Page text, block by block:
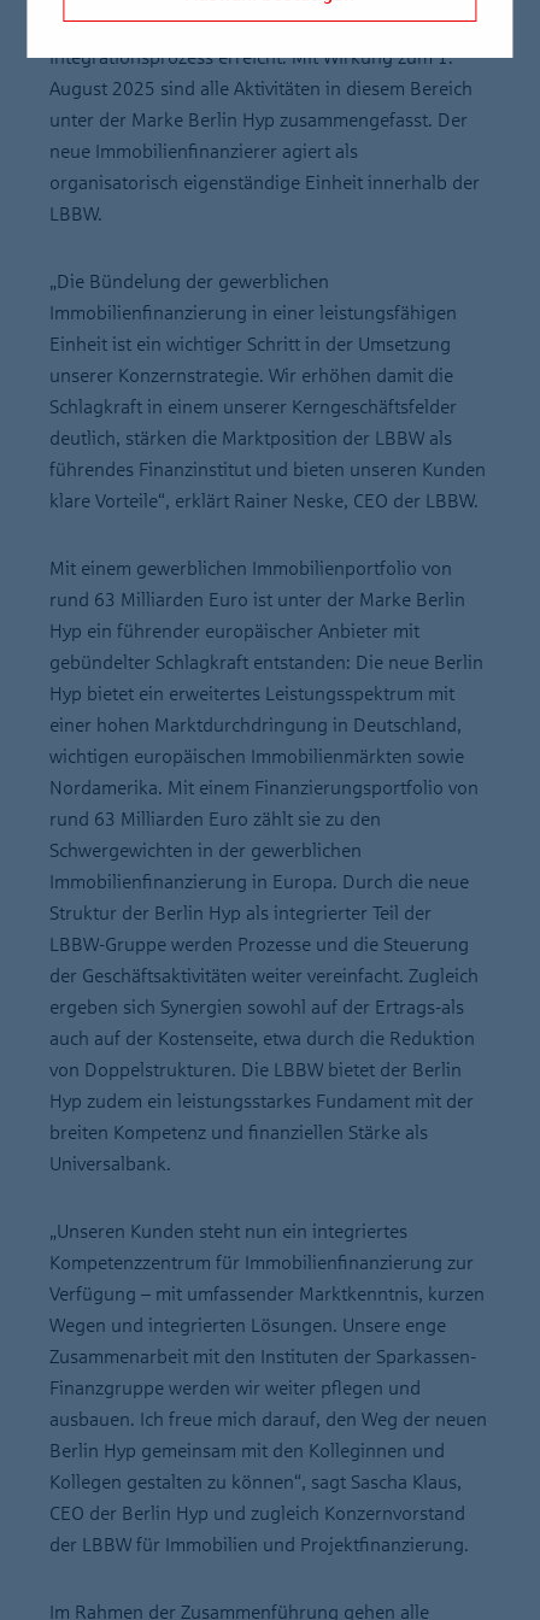
rechtlichen Einbindung ein zentraler Meilenstein im
Integrationsprozess erreicht: Mit Wirkung zum 1.
August 2025 sind alle Aktivitäten in diesem Bereich
unter der Marke Berlin Hyp zusammengefasst. Der
neue Immobilienfinanzierer agiert als
organisatorisch eigenständige Einheit innerhalb der
LBBW.
„Die Bündelung der gewerblichen
Immobilienfinanzierung in einer leistungsfähigen
Einheit ist ein wichtiger Schritt in der Umsetzung
unserer Konzernstrategie. Wir erhöhen damit die
Schlagkraft in einem unserer Kerngeschäftsfelder
deutlich, stärken die Marktposition der LBBW als
führendes Finanzinstitut und bieten unseren Kunden
klare Vorteile“, erklärt Rainer Neske, CEO der LBBW.
Mit einem gewerblichen Immobilienportfolio von
rund 63 Milliarden Euro ist unter der Marke Berlin
Hyp ein führender europäischer Anbieter mit
gebündelter Schlagkraft entstanden: Die neue Berlin
Hyp bietet ein erweitertes Leistungsspektrum mit
einer hohen Marktdurchdringung in Deutschland,
wichtigen europäischen Immobilienmärkten sowie
Nordamerika. Mit einem Finanzierungsportfolio von
rund 63 Milliarden Euro zählt sie zu den
Schwergewichten in der gewerblichen
Immobilienfinanzierung in Europa. Durch die neue
Struktur der Berlin Hyp als integrierter Teil der
LBBW-Gruppe werden Prozesse und die Steuerung
der Geschäftsaktivitäten weiter vereinfacht. Zugleich
ergeben sich Synergien sowohl auf der Ertrags-als
auch auf der Kostenseite, etwa durch die Reduktion
von Doppelstrukturen. Die LBBW bietet der Berlin
Hyp zudem ein leistungsstarkes Fundament mit der
breiten Kompetenz und finanziellen Stärke als
Universalbank.
„Unseren Kunden steht nun ein integriertes
Kompetenzzentrum für Immobilienfinanzierung zur
Verfügung – mit umfassender Marktkenntnis, kurzen
Wegen und integrierten Lösungen. Unsere enge
Zusammenarbeit mit den Instituten der Sparkassen-
Finanzgruppe werden wir weiter pflegen und
ausbauen. Ich freue mich darauf, den Weg der neuen
Berlin Hyp gemeinsam mit den Kolleginnen und
Kollegen gestalten zu können“, sagt Sascha Klaus,
CEO der Berlin Hyp und zugleich Konzernvorstand
der LBBW für Immobilien und Projektfinanzierung.
Im Rahmen der Zusammenführung gehen alle